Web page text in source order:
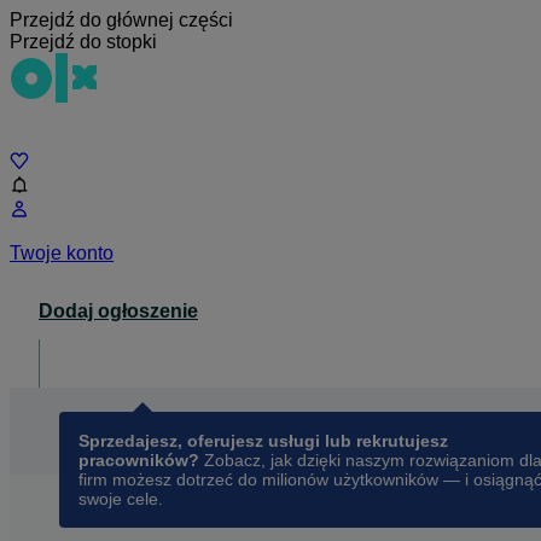
Przejdź do głównej części
Przejdź do stopki
Twoje konto
Dodaj ogłoszenie
Sprzedajesz, oferujesz usługi lub rekrutujesz
pracowników? Zobacz, jak dzięki naszym rozwiązaniom dla
firm możesz dotrzeć do milionów użytkowników — i osiągnąć
swoje cele.